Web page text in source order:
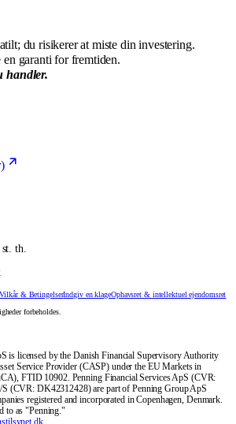
du risikerer at miste din investering.
garanti for fremtiden.
handler.
th.
Vilkår & BetingelserIndgiv en klageOphavsret & intellektuel ejendomsret
forbeholdes.
is licensed by the Danish Financial Supervisory Authority
Service Provider (CASP) under the EU Markets in
FTID 10902. Penning Financial Services ApS (CVR:
(CVR: DK42312428) are part of Penning Group ApS
registered and incorporated in Copenhagen, Denmark.
to as "Penning."
.